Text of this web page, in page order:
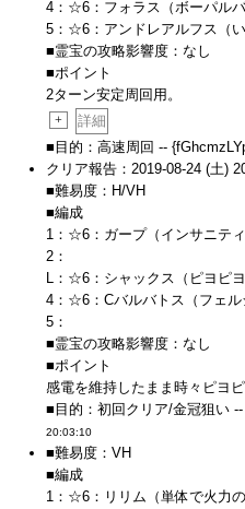
4：☆6：フォラス（ボーパルバ
5：☆6：アンドレアルフス（い
■霊宝の攻略影響度：なし
■ポイント
2ターン安定周回用。
+
詳細
■目的：高速周回 --
クリア報告：2019-08-24 (土)
■難易度：H/VH
■編成
1：☆6：ガープ（インサニティ
2：
L：☆6：シャックス（ピヨピヨ
4：☆6：Cバルバトス（フェル
5：
■霊宝の攻略影響度：なし
■ポイント
感電を維持したまま時々ピヨ
■目的：初回クリア/金冠狙い
20:03:10
■難易度：VH
■編成
1：☆6：リリム（単体で火力の